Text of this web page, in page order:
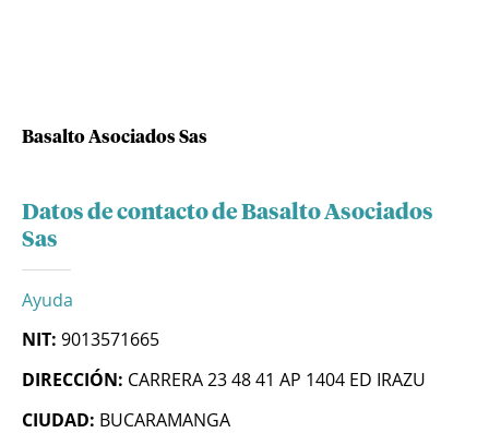
Basalto Asociados Sas
Datos de contacto de Basalto Asociados
Sas
Ayuda
NIT: 9013571665
DIRECCIÓN: CARRERA 23 48 41 AP 1404 ED IRAZU
CIUDAD: BUCARAMANGA